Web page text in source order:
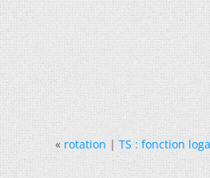
« rotation|TS : fonction